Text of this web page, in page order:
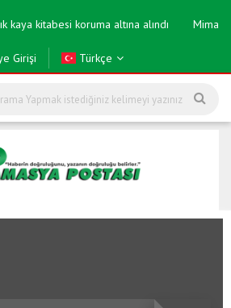
kaya kitabesi koruma altına alındı
Girişi Türkçe